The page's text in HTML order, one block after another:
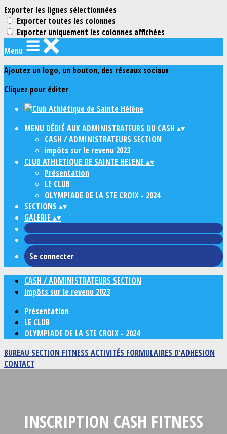
Exporter les lignes sélectionnées
Exporter toutes les colonnes
Exporter uniquement les colonnes affichées
Menu
Ajoutez un logo, un bouton, des réseaux sociaux
Cliquez pour éditer
MENU DÉDIÉ AUX ADMINISTRATEURS DU CASH ▴▾
CASH / ADMINISTRATEURS SECTION
impôts sur le revenu 2023
CLUB ATHLETIQUE DE SAINTE HELENE ▴▾
Présentation
LE CLUB
OLYMPIADE DE LA STE CROIX - 2024
SECTIONS ▴▾
GALERIE ▴▾
Se connecter
CASH / ADMINISTRATEURS SECTION
impôts sur le revenu 2023
Présentation
LE CLUB
OLYMPIADE DE LA STE CROIX - 2024
BUREAU SECTION FITNESS ACTIVITÉS FORMULAIRES D'ADHESION
CONTACT
INSCRIPTION CASH FITNESS